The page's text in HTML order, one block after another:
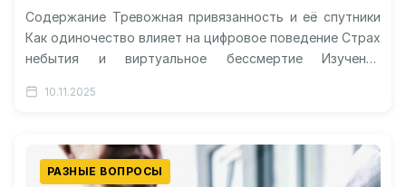
Содержание Тревожная привязанность и её спутники
Как одиночество влияет на цифровое поведение Страх
небытия и виртуальное бессмертие Изучение
10.11.2025
РАЗНЫЕ ВОПРОСЫ